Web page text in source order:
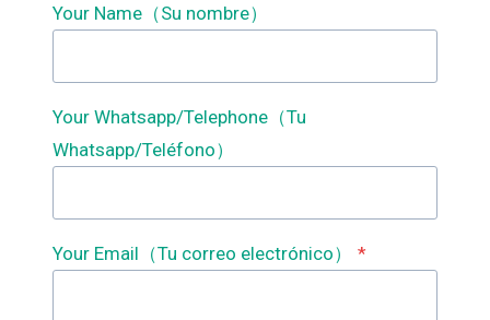
Your Name（Su nombre）
Your Whatsapp/Telephone（Tu
Whatsapp/Teléfono）
Your Email（Tu correo electrónico） *